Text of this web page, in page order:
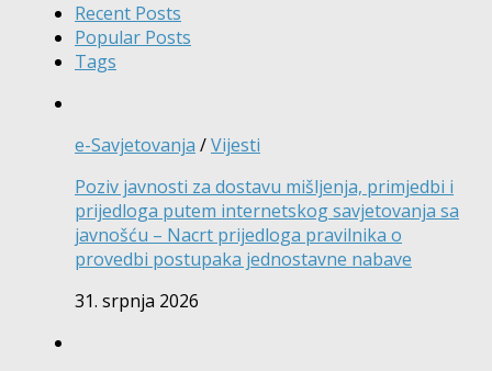
Recent Posts
Popular Posts
Tags
e-Savjetovanja /Vijesti
Poziv javnosti za dostavu mišljenja, primjedbi i
prijedloga putem internetskog savjetovanja sa
javnošću – Nacrt prijedloga pravilnika o
provedbi postupaka jednostavne nabave
31. srpnja 2026